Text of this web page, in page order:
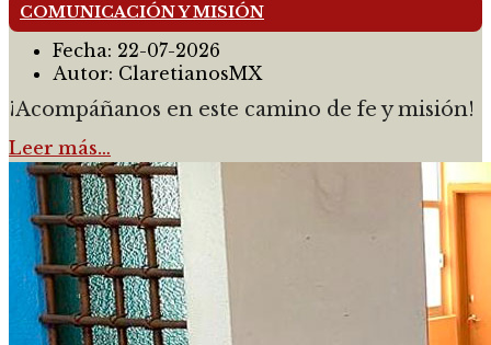
COMUNICACIÓN Y MISIÓN
Fecha: 22-07-2026
Autor: ClaretianosMX
¡Acompáñanos en este camino de fe y misión!
Leer más…